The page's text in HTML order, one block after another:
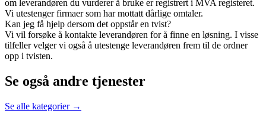
om leverandøren du vurderer å bruke er registrert i MVA registeret.
Vi utestenger firmaer som har mottatt dårlige omtaler.
Kan jeg få hjelp dersom det oppstår en tvist?
Vi vil forsøke å kontakte leverandøren for å finne en løsning. I visse
tilfeller velger vi også å utestenge leverandøren frem til de ordner
opp i tvisten.
Se også andre tjenester
Se alle kategorier →